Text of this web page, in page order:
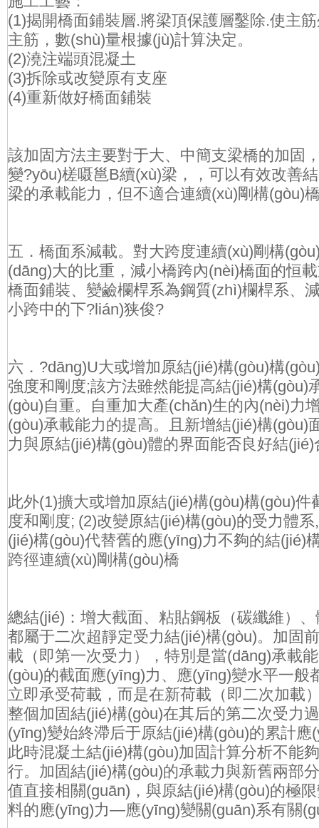
(1)揭開橋面鋪裝層.將梁頂保護層鑿除.使主
主筋，數(shù)量根據(jù)計算決定。
(2)澆注端頭混凝土
(3)拆除或改變原有支座
(4)重新做好橋面鋪裝
該加固方法主要對于大、中簡支梁橋的加固，
變?yōu)槎嗫邕B續(xù)梁，，可以有效改
梁的承載能力，但不適合連續(xù)剛構
五．橋面系減載。對大跨度連續(xù)剛構
(dāng)大的比重，減小橋跨內(nèi)橋面的
橋面鋪裝、變鹼欄桿系為鋼質(zhì)欄桿系
小跨中的下?lián)狭俊?
六．?dāng)U大或增加原結(jié)構(gòu)構
強度和剛度;該方法雖然能提高結(jié)構(gòu)
(gòu)自重。自重加大產(chǎn)生的內(nèi)力
(gòu)承載能力的提高。且新增結(jié)構(gòu)
力與原結(jié)構(gòu)體的界面能否良好結(jié)
此外(1)擴大或增加原結(jié)構(gòu)構(gòu)
度和剛度; (2)改變原結(jié)構(gòu)的受力體
(jié)構(gòu)代替舊的應(yīng)力不夠的結(jié)
跨徑連續(xù)剛構(gòu)橋
總結(jié)：增大截面、粘貼鋼板（碳纖維）
都屬于二次超靜定受力結(jié)構(gòu)。加固
載（即第一次受力），特別是當(dāng)承載
(gòu)的截面應(yīng)力、應(yīng)變水平一
立即承受荷載，而是在新荷載（即二次加
整個加固結(jié)構(gòu)在其后的第二次受力過
(yīng)變始終滯后于原結(jié)構(gòu)的累計應
此時混凝土結(jié)構(gòu)加固計算分析不能
行。加固結(jié)構(gòu)的承載力與新舊兩
值直接相關(guān)，與原結(jié)構(gòu)的極限
料的應(yīng)力—應(yīng)變關(guān)系有